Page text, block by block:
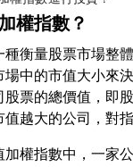
權指數？
衡量股票市場整
中的市值大小來
票的總價值，即
權指數中，一家